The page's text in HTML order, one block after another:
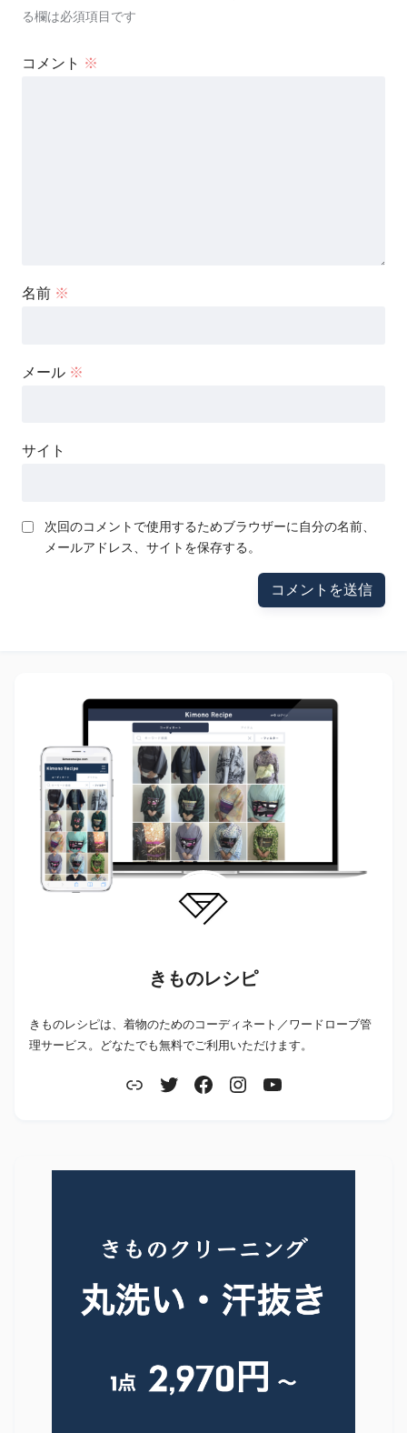
る欄は必須項目です
コメント ※
名前 ※
メール ※
サイト
次回のコメントで使用するためブラウザーに自分の名前、
メールアドレス、サイトを保存する。
きものレシピ
きものレシピは、着物のためのコーディネート／ワードローブ管
理サービス。どなたでも無料でご利用いただけます。